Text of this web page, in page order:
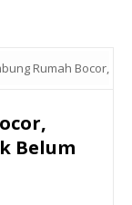
Rumah Bocor,
Belum